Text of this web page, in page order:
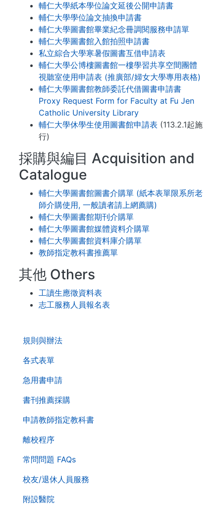
第
二
層
覽
列
規則與辦法
各式表單
急用書申請
書刊推薦採購
申請教師指定教科書
離校程序
常問問題 FAQs
校友/退休人員服務
附設醫院
輔仁大學紙本學位論文延後公開申請書
輔仁大學學位論文抽換申請書
輔仁大學圖書館畢業紀念冊調閱服務申請單
輔仁大學圖書館入館拍照申請書
私立綜合大學寒暑假圖書互借申請表
輔仁大學公博樓圖書館一樓學習共享空間團體
視聽室使用申請表 (推廣部/婦女大學專用表格)
輔仁大學圖書館教師委託代借圖書申請書
Proxy Request Form for Faculty at Fu Jen
Catholic University Library
輔仁大學休學生使用圖書館申請表 (113.2.1起施
行)
採購與編目 Acquisition and
Catalogue
輔仁大學圖書館圖書介購單 (紙本表單限系所老
師介購使用, 一般讀者請上網薦購)
輔仁大學圖書館期刊介購單
輔仁大學圖書館媒體資料介購單
輔仁大學圖書館資料庫介購單
教師指定教科書推薦單
其他 Others
工讀生應徵資料表
志工服務人員報名表